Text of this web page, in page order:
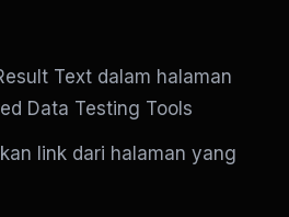
Text dalam halaman
Data Testing Tools
link dari halaman yang